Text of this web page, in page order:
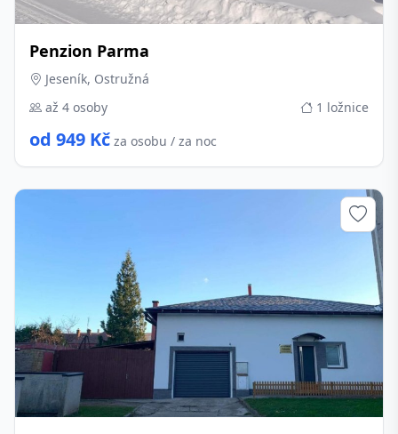
Penzion Parma
Jeseník, Ostružná
až 4 osoby
1 ložnice
od 949 Kč za osobu / za noc